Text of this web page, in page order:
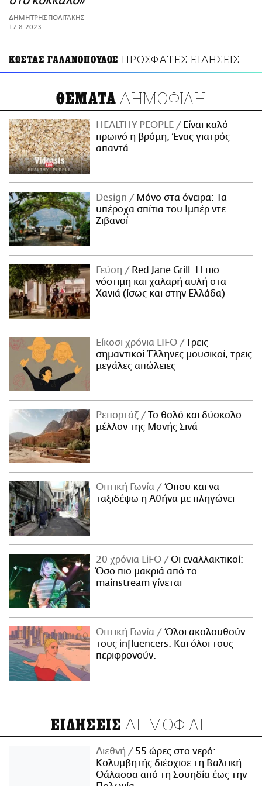
ΑΜΠΑ
PRINT
ΔΗΜΗΤΡΗΣ ΠΟΛΙΤΑΚΗΣ
17.8.2023
ΚΩΣΤΑΣ ΓΑΛΑΝΟΠΟΥΛΟΣ ΠΡΟΣΦΑΤΕΣ ΕΙΔΗΣΕΙΣ
ΘΕΜΑΤΑ ΔΗΜΟΦΙΛΗ
HEALTHY PEOPLE
Είναι καλό
πρωινό η βρόμη; Ένας γιατρός
απαντά
Design
Μόνο στα όνειρα: Τα
υπέροχα σπίτια του Ιμπέρ ντε
Ζιβανσί
Γεύση
Red Jane Grill: Η πιο
νόστιμη και χαλαρή αυλή στα
Χανιά (ίσως και στην Ελλάδα)
Είκοσι χρόνια LIFO
Tρεις
σημαντικοί Έλληνες μουσικοί, τρεις
μεγάλες απώλειες
Ρεπορτάζ
Το θολό και δύσκολο
μέλλον της Μονής Σινά
Οπτική Γωνία
Όπου και να
ταξιδέψω η Αθήνα με πληγώνει
20 χρόνια LiFO
Οι εναλλακτικοί:
Όσο πιο μακριά από το
mainstream γίνεται
Οπτική Γωνία
Όλοι ακολουθούν
τους influencers. Και όλοι τους
περιφρονούν.
ΕΙΔΗΣΕΙΣ ΔΗΜΟΦΙΛΗ
Διεθνή
55 ώρες στο νερό:
Κολυμβητής διέσχισε τη Βαλτική
Θάλασσα από τη Σουηδία έως την